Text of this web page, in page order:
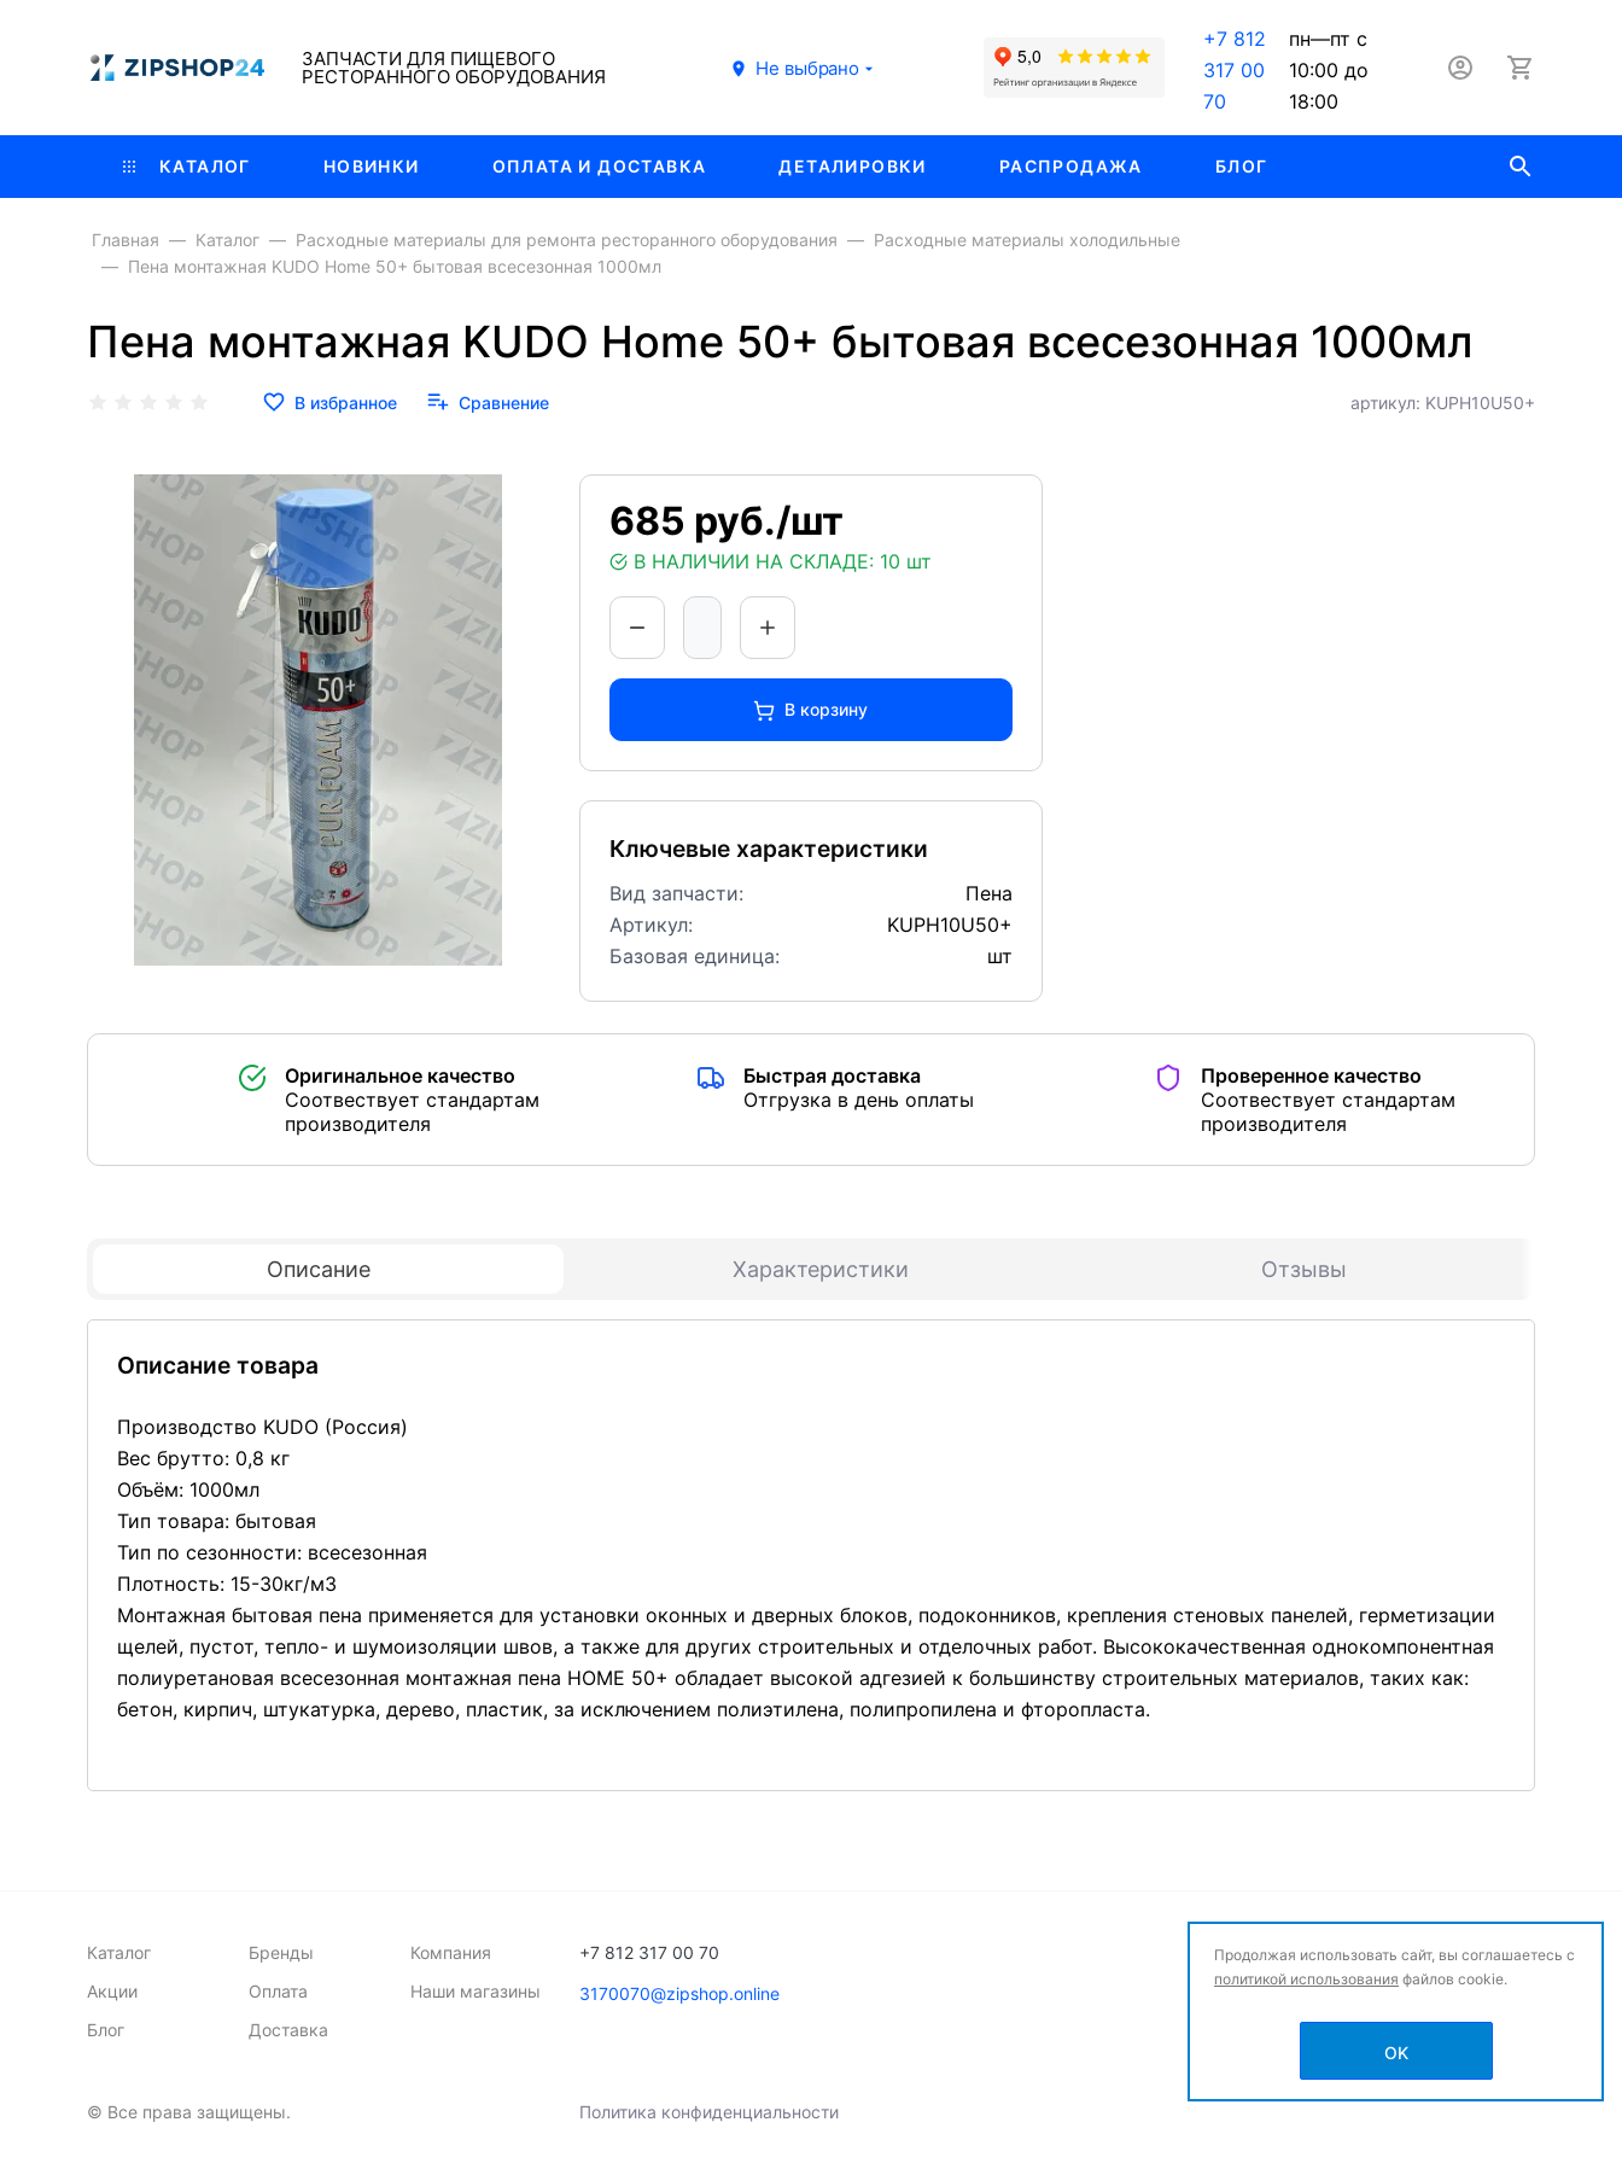
ЗАПЧАСТИ ДЛЯ ПИЩЕВОГО
РЕСТОРАННОГО ОБОРУДОВАНИЯ Не выбрано
+7 812
317 00
70
пн—пт с
10:00 до
18:00
КАТАЛОГ НОВИНКИ ОПЛАТА И ДОСТАВКА ДЕТАЛИРОВКИ РАСПРОДАЖА БЛОГ
Главная Каталог Расходные материалы для ремонта ресторанного оборудования
Расходные материалы холодильные
Пена монтажная KUDO Home 50+ бытовая всесезонная 1000мл
Пена монтажная KUDO Home 50+ бытовая всесезонная 1000мл
артикул: KUPH10U50+
В избранное Сравнение
685 руб./шт
В НАЛИЧИИ НА СКЛАДЕ: 10 шт
В корзину
Ключевые характеристики
Вид запчасти:
Пена
Артикул:
KUPH10U50+
Базовая единица:
шт
Оригинальное качество
Соотвествует стандартам
производителя
Быстрая доставка
Отгрузка в день оплаты
Проверенное качество
Соотвествует стандартам
производителя
Описание Характеристики Отзывы
Описание товара
Производство KUDO (Россия)
Вес брутто: 0,8 кг
Объём: 1000мл
Тип товара: бытовая
Тип по сезонности: всесезонная
Плотность: 15-30кг/м3
Монтажная бытовая пена применяется для установки оконных и дверных блоков, подоконников, крепления стеновых панелей, герметизации
щелей, пустот, тепло- и шумоизоляции швов, а также для других строительных и отделочных работ. Высококачественная однокомпонентная
полиуретановая всесезонная монтажная пена HOME 50+ обладает высокой адгезией к большинству строительных материалов, таких как:
бетон, кирпич, штукатурка, дерево, пластик, за исключением полиэтилена, полипропилена и фторопласта.
Каталог
Акции
Блог
Бренды
Оплата
Доставка
Компания
Наши магазины
+7 812 317 00 70
3170070@zipshop.online
© Все права защищены. Политика конфиденциальности
Продолжая использовать сайт, вы соглашаетесь с
политикой использования файлов cookie.
OK